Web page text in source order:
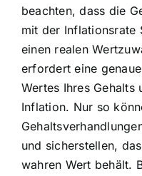
beachten, dass die
mit der Inflationsrate
einen realen
erfordert eine
Wertes Ihres
Inflation. Nur so
und sicherstellen,
wahren Wert behält.